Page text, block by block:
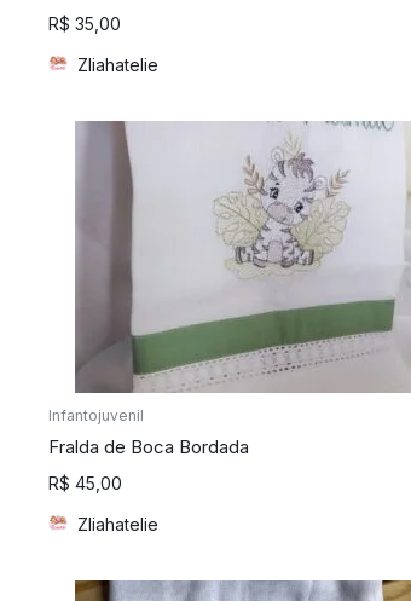
R$ 35,00
Zliahatelie
Infantojuvenil
Fralda de Boca Bordada
R$ 45,00
Zliahatelie